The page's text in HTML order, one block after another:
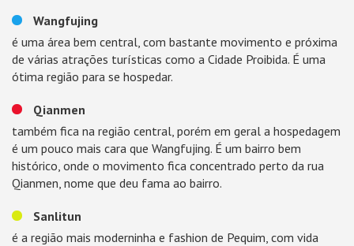
Wangfujing
é uma área bem central, com bastante movimento e próxima
de várias atrações turísticas como a Cidade Proibida. É uma
ótima região para se hospedar.
Qianmen
também fica na região central, porém em geral a hospedagem
é um pouco mais cara que Wangfujing. É um bairro bem
histórico, onde o movimento fica concentrado perto da rua
Qianmen, nome que deu fama ao bairro.
Sanlitun
é a região mais moderninha e fashion de Pequim, com vida